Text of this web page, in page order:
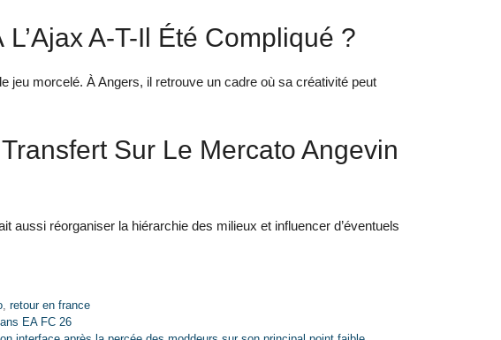
A-T-Il Été Compliqué ?
jeu morcelé. À Angers, il retrouve un cadre où sa créativité peut
Sur Le Mercato Angevin
aussi réorganiser la hiérarchie des milieux et influencer d’éventuels
,retour en france
EA FC 26